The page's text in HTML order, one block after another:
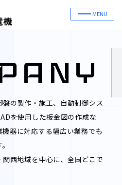
MENU
の製作・施工、自動制御シス
を使用した板金図の作成な
器に対応する幅広い業務でも
西地域を中心に、全国どこで